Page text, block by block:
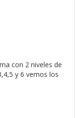
con 2 niveles de
y 6 vemos los